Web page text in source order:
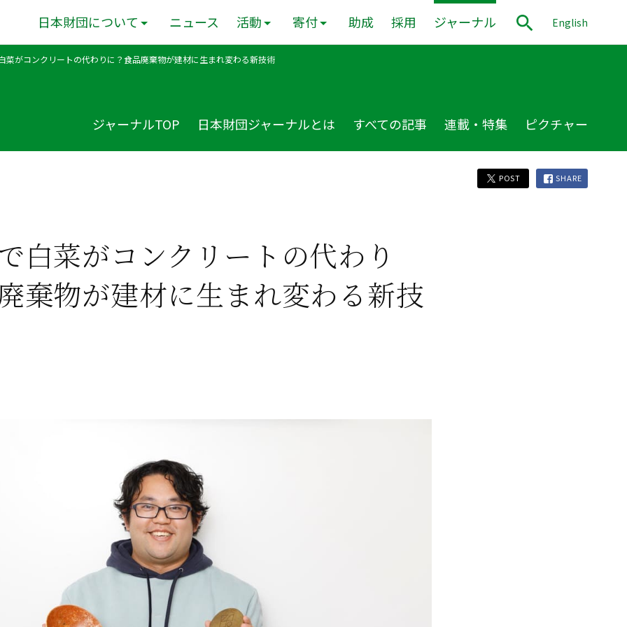
日本財団について ニュース 活動 寄付 助成 採用 ジャーナル English
菜がコンクリートの代わりに？食品廃棄物が建材に生まれ変わる新技術
ジャーナルTOP 日本財団ジャーナルとは すべての記事 連載・特集 ピクチャー
POST SHARE
白菜がコンクリートの代わり
棄物が建材に生まれ変わる新技